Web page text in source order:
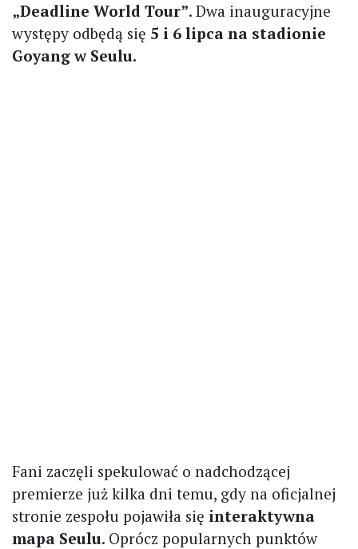
„Deadline World Tour”. Dwa inauguracyjne
występy odbędą się 5 i 6 lipca na stadionie
Goyang w Seulu.
Fani zaczęli spekulować o nadchodzącej
premierze już kilka dni temu, gdy na oficjalnej
stronie zespołu pojawiła się interaktywna
mapa Seulu. Oprócz popularnych punktów